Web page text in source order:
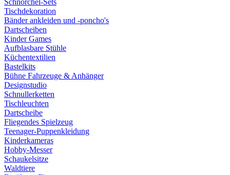
Schnorchel-Sets
Tischdekoration
Bänder ankleiden und -poncho's
Dartscheiben
Kinder Games
Aufblasbare Stühle
Küchentextilien
Bastelkits
Bühne Fahrzeuge & Anhänger
Designstudio
Schnullerketten
Tischleuchten
Dartscheibe
Fliegendes Spielzeug
Teenager-Puppenkleidung
Kinderkameras
Hobby-Messer
Schaukelsitze
Waldtiere